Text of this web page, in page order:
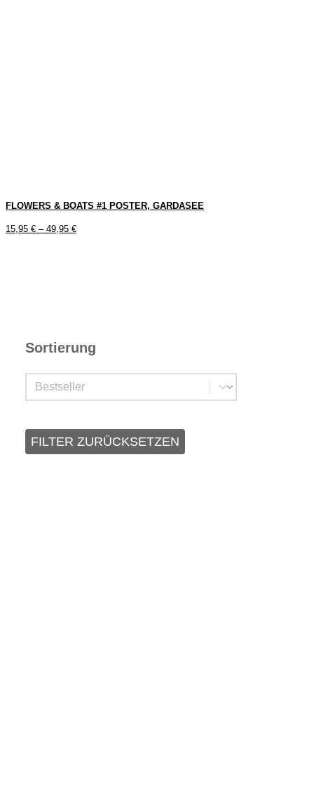
FLOWERS & BOATS #1 POSTER, GARDASEE
15,95 € – 49,95 €
Sortierung
Sortierung
Sortierung
FILTER ZURÜCKSETZEN